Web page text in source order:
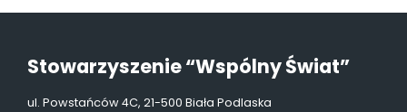
Stowarzyszenie “Wspólny Świat”
ul. Powstańców 4C, 21-500 Biała Podlaska